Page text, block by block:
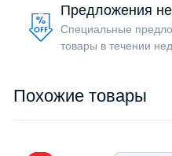
Предложения
Специальные
товары в течении
Похожие товары